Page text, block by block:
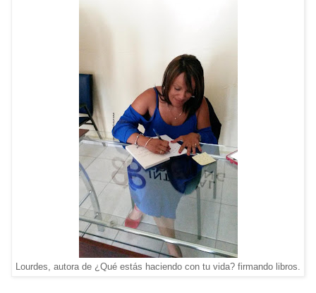
Lourdes, autora de ¿Qué estás haciendo con tu vida? firmando libros.